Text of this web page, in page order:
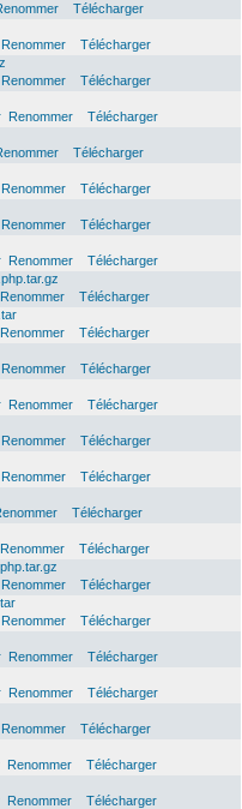
Télécharger
Renommer
Télécharger
Renommer
Télécharger
Renommer
Télécharger
Télécharger
Renommer
Télécharger
Renommer
Télécharger
Renommer
Télécharger
Renommer
Télécharger
Renommer
Télécharger
Renommer
Télécharger
Renommer
Télécharger
Renommer
Télécharger
Renommer
Télécharger
Télécharger
Renommer
Télécharger
Renommer
Télécharger
Renommer
Télécharger
Renommer
Télécharger
Renommer
Télécharger
Renommer
Télécharger
Renommer
Télécharger
Renommer
Télécharger